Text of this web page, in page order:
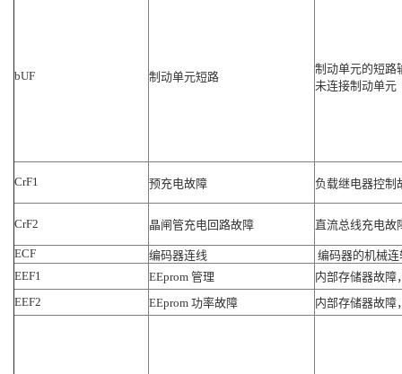
bUF 制动单元短路
制动单元的短路
未连接制动单元
CrF1 预充电故障 负载继电器控制
CrF2 晶闸管充电回路故障 直流总线充电故
ECF 编码器连线
编码器的机械
EEF1
EEprom 管理
内部存储器故障
EEF2
EEprom 功率故障 内部存储器故障